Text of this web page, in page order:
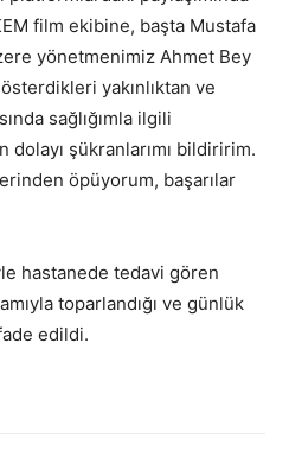
film ekibine, başta Mustafa
yönetmenimiz Ahmet Bey
yakınlıktan ve
sağlığımla ilgili
şükranlarımı bildiririm.
öpüyorum, başarılar
hastanede tedavi gören
toparlandığı ve günlük
edildi.